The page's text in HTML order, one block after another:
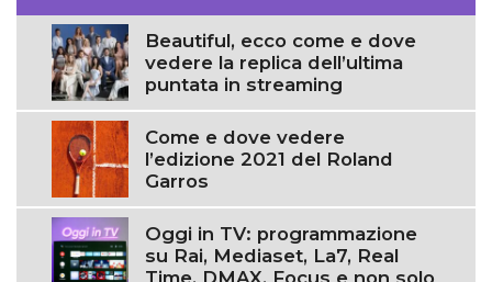
Beautiful, ecco come e dove
vedere la replica dell’ultima
puntata in streaming
Come e dove vedere
l’edizione 2021 del Roland
Garros
Oggi in TV: programmazione
su Rai, Mediaset, La7, Real